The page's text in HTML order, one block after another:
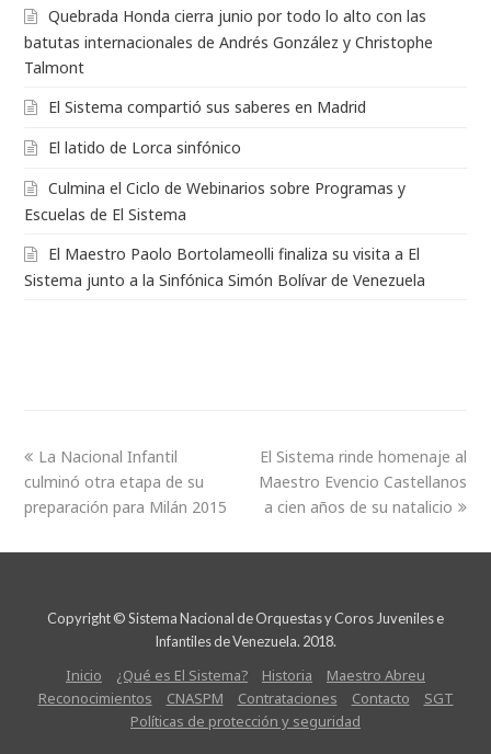
Quebrada Honda cierra junio por todo lo alto con las
batutas internacionales de Andrés González y Christophe
Talmont
El Sistema compartió sus saberes en Madrid
El latido de Lorca sinfónico
Culmina el Ciclo de Webinarios sobre Programas y
Escuelas de El Sistema
El Maestro Paolo Bortolameolli finaliza su visita a El
Sistema junto a la Sinfónica Simón Bolívar de Venezuela
La Nacional Infantil
culminó otra etapa de su
preparación para Milán 2015
El Sistema rinde homenaje al
Maestro Evencio Castellanos
a cien años de su natalicio
Copyright © Sistema Nacional de Orquestas y Coros Juveniles e
Infantiles de Venezuela. 2018.
Inicio ¿Qué es El Sistema? Historia
Maestro Abreu
Reconocimientos
CNASPM Contrataciones Contacto
SGT
Políticas de protección y seguridad